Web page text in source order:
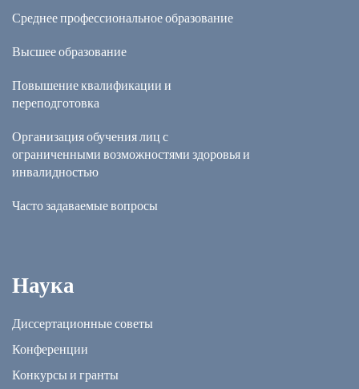
Среднее профессиональное образование
Высшее образование
Повышение квалификации и
переподготовка
Организация обучения лиц с
ограниченными возможностями здоровья и
инвалидностью
Часто задаваемые вопросы
Наука
Диссертационные советы
Конференции
Конкурсы и гранты